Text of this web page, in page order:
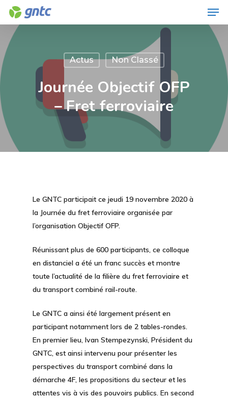
Skip
main
content
Actus Non Classé
Journée Objectif OFP
– Fret ferroviaire
Le GNTC participait ce jeudi 19 novembre 2020 à
la Journée du fret ferroviaire organisée par
l’organisation Objectif OFP.
Réunissant plus de 600 participants, ce colloque
en distanciel a été un franc succès et montre
toute l’actualité de la filière du fret ferroviaire et
du transport combiné rail-route.
Le GNTC a ainsi été largement présent en
participant notamment lors de 2 tables-rondes.
En premier lieu, Ivan Stempezynski, Président du
GNTC, est ainsi intervenu pour présenter les
perspectives du transport combiné dans la
démarche 4F, les propositions du secteur et les
attentes vis à vis des pouvoirs publics. En second
Close
Menu